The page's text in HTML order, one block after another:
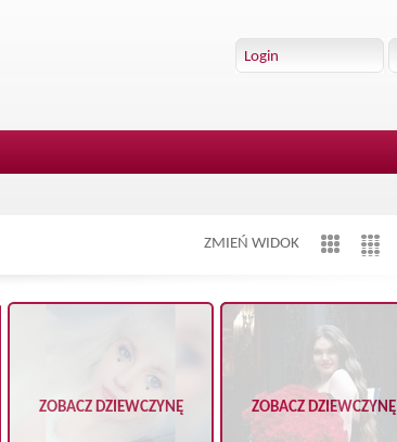
ZMIEŃ WIDOK
ZOBACZ DZIEWCZYNĘ ZOBACZ DZIEWCZYNĘ